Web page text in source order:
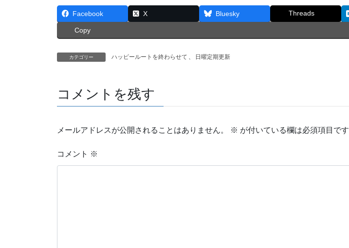
Facebook X Bluesky Threads
Copy
カテゴリー ハッピールートを終わらせて 、 日曜定期更新
コメントを残す
メールアドレスが公開されることはありません。 ※ が付いている欄は必須項目です
コメント ※